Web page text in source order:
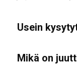
Usein
Mikä on